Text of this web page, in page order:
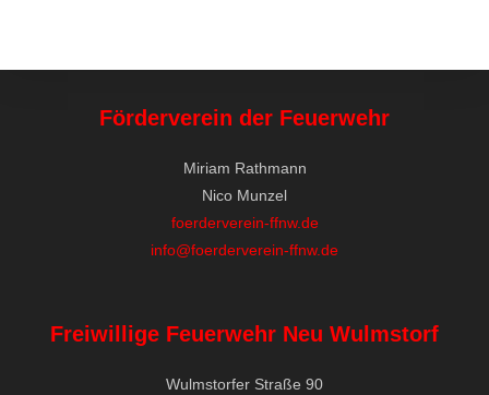
Förderverein der Feuerwehr
Miriam Rathmann
Nico Munzel
foerderverein-ffnw.de
info@foerderverein-ffnw.de
Freiwillige Feuerwehr Neu Wulmstorf
Wulmstorfer Straße 90